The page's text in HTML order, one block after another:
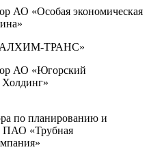
АО «Особая экономическая
АО «Югорский
по планированию и
ПАО «Трубная